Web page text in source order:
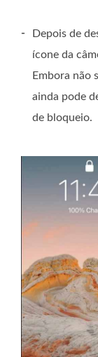
-
Depois de
ícone da
Embora não
ainda pode
de bloqueio.